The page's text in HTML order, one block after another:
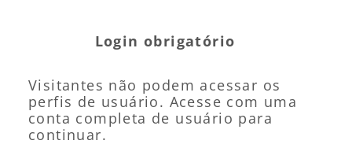
Login obrigatório
Visitantes não podem acessar os
perfis de usuário. Acesse com uma
conta completa de usuário para
continuar.